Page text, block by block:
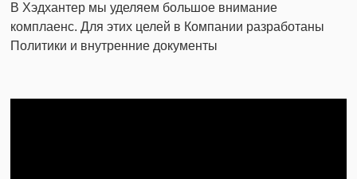
В Хэдхантер мы уделяем большое внимание
комплаенс. Для этих целей в Компании разработаны
Политики и внутренние документы